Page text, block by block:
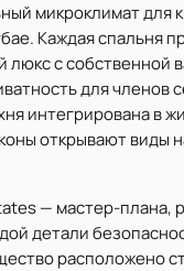
микроклимат для
Каждая спальня
люкс с собственной
для членов
интегрирована в
открывают виды
— мастер-плана,
детали
расположено